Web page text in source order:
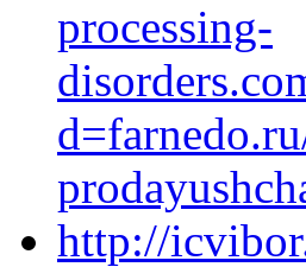
processing-
http://